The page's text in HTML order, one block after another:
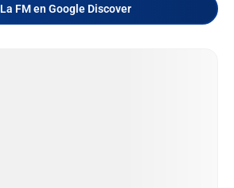
La FM en Google Discover